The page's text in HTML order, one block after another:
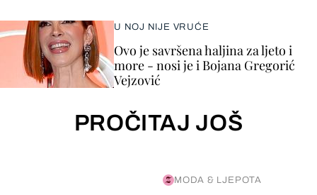
U NOJ NIJE VRUĆE
Ovo je savršena haljina za ljeto i
more - nosi je i Bojana Gregorić
Vejzović
PROČITAJ JOŠ
MODA & LJEPOTA